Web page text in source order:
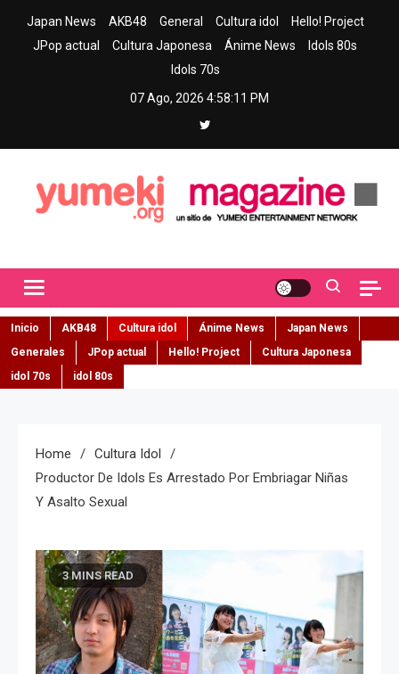
Japan News AKB48 General Cultura idol
Hello! Project
JPop actual
Cultura Japonesa Ánime News
Idols 80s
Idols 70s
07 Ago, 2026 4:58:12 PM
Inicio AKB48 Cultura idol Ánime News
Japan News
Generales
JPop actual Hello! Project
Cultura Japonesa
idol 70s
idol 80s
Home
Cultura Idol
Productor De Idols Es Arrestado Por Embriagar Niñas
Y Asalto Sexual
3 MINS READ